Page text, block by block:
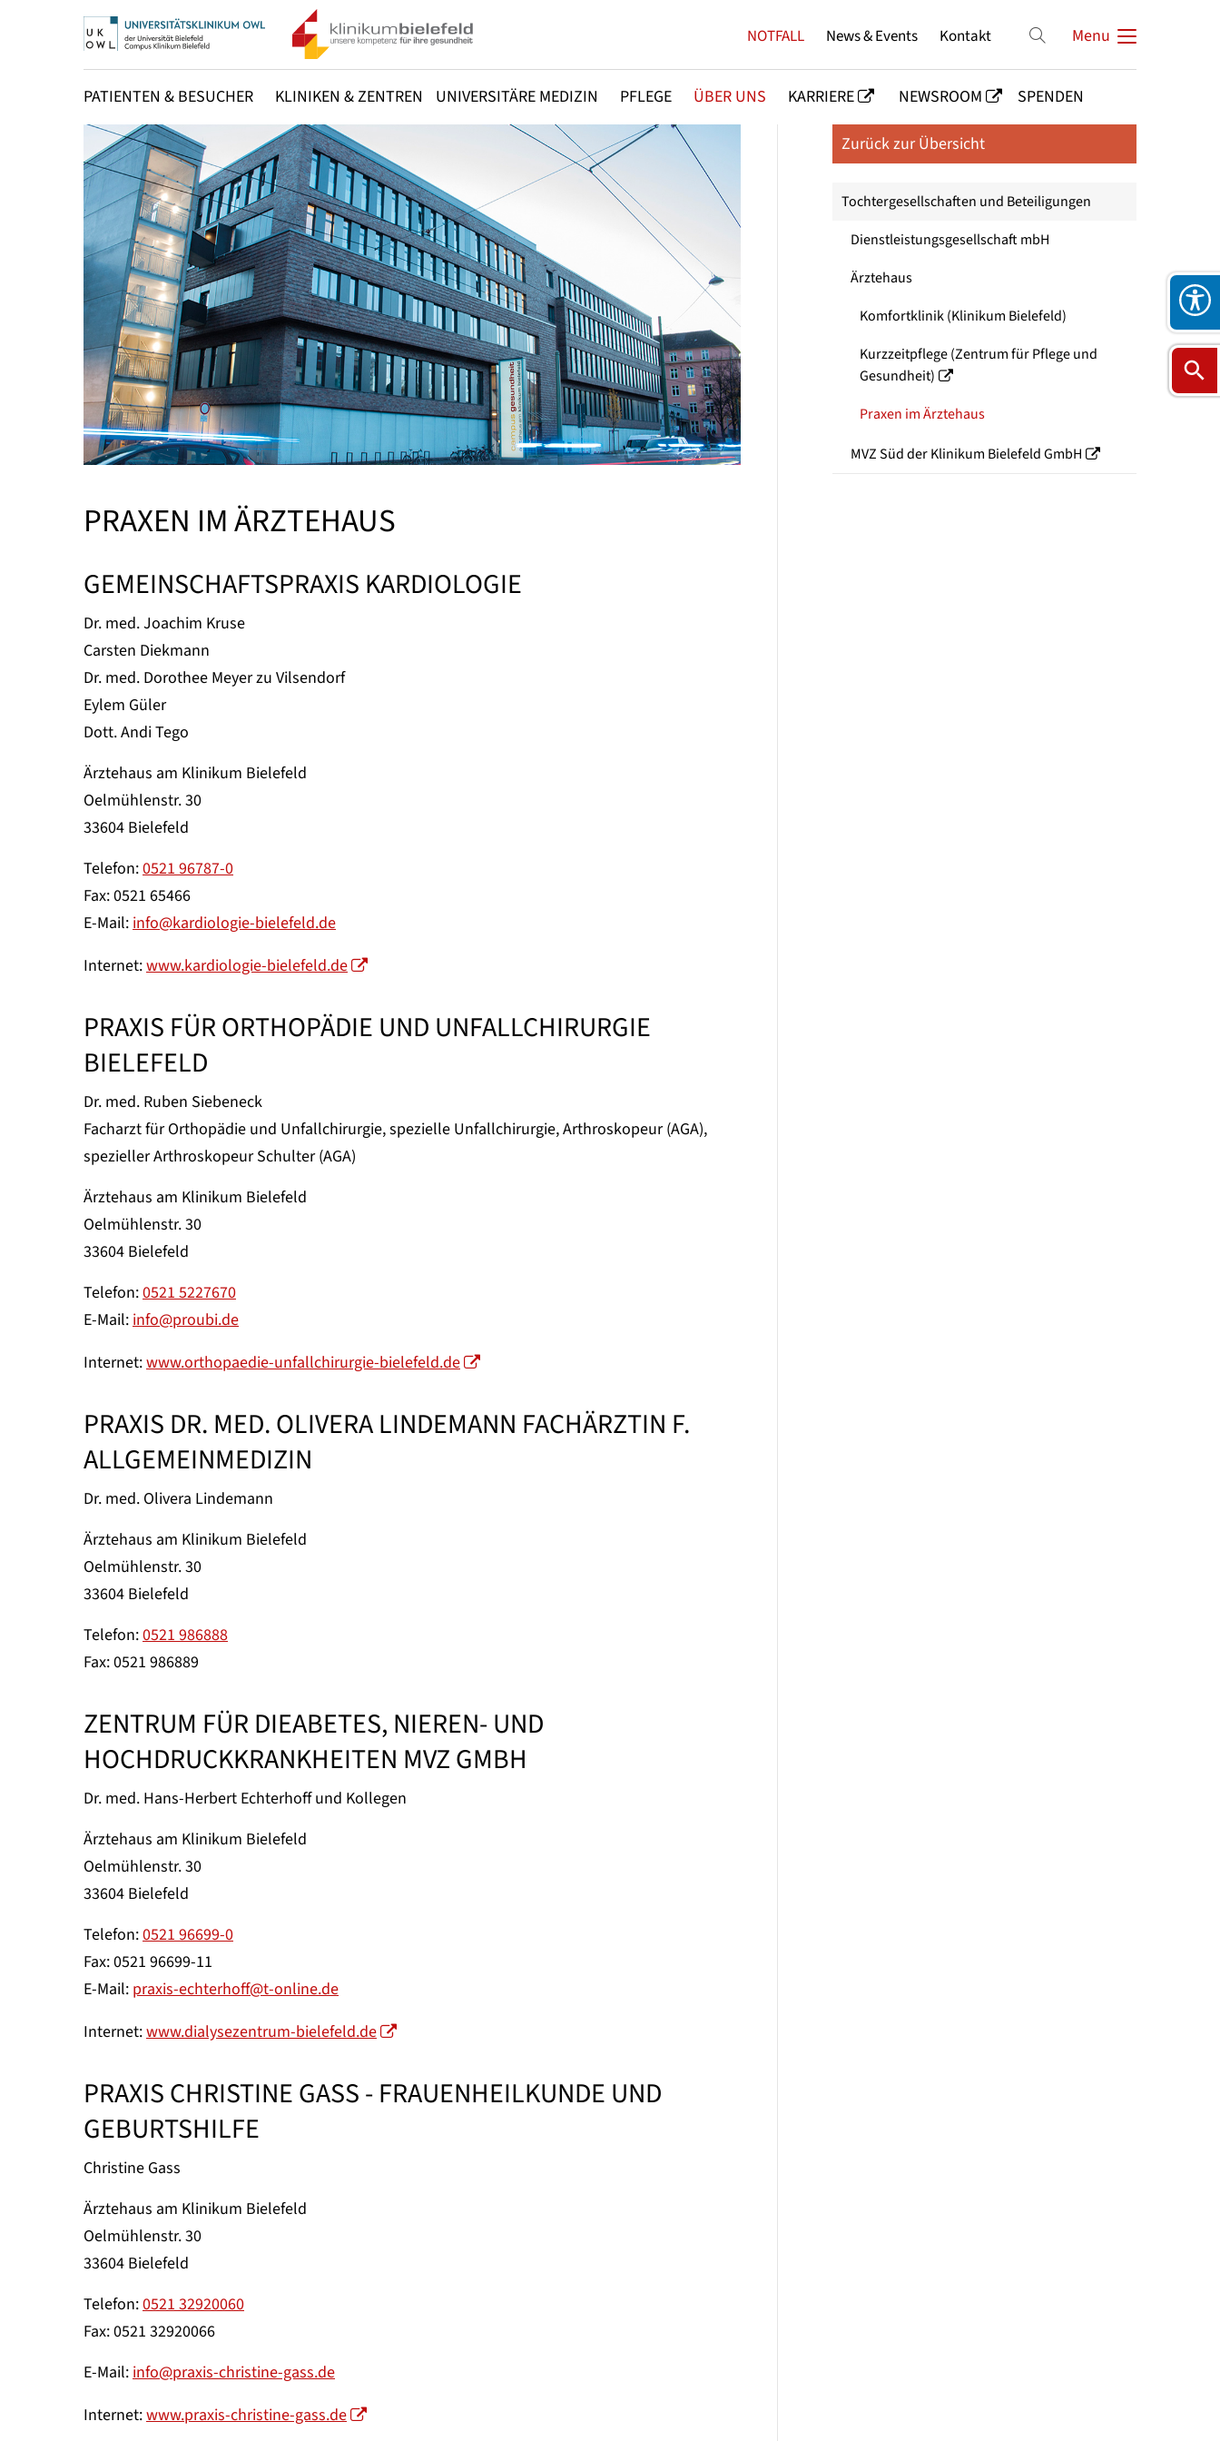
Menu
PATIENTEN & BESUCHER KLINIKEN & ZENTREN UNIVERSITÄRE MEDIZIN PFLEGE ÜBER UNS KARRIERE NEWSROOM SPENDEN
NOTFALL News & Events Kontakt
PRAXEN IM ÄRZTEHAUS
GEMEINSCHAFTSPRAXIS KARDIOLOGIE
Dr. med. Joachim Kruse
Carsten Diekmann
Dr. med. Dorothee Meyer zu Vilsendorf
Eylem Güler
Dott. Andi Tego
Ärztehaus am Klinikum Bielefeld
Oelmühlenstr. 30
33604 Bielefeld
Telefon:0521 96787-0
Fax: 0521 65466
E-Mail: info@kardiologie-bielefeld.de
Internet:www.kardiologie-bielefeld.de
PRAXIS FÜR ORTHOPÄDIE UND UNFALLCHIRURGIE
BIELEFELD
Dr. med. Ruben Siebeneck
Facharzt für Orthopädie und Unfallchirurgie, spezielle Unfallchirurgie, Arthroskopeur (AGA),
spezieller Arthroskopeur Schulter (AGA)
Ärztehaus am Klinikum Bielefeld
Oelmühlenstr. 30
33604 Bielefeld
Telefon:0521 5227670
E-Mail: info@proubi.de
Internet:www.orthopaedie-unfallchirurgie-bielefeld.de
PRAXIS DR. MED. OLIVERA LINDEMANN FACHÄRZTIN F.
ALLGEMEINMEDIZIN
Dr. med. Olivera Lindemann
Ärztehaus am Klinikum Bielefeld
Oelmühlenstr. 30
33604 Bielefeld
Telefon:0521 986888
Fax: 0521 986889
ZENTRUM FÜR DIEABETES, NIEREN- UND
HOCHDRUCKKRANKHEITEN MVZ GMBH
Dr. med. Hans-Herbert Echterhoff und Kollegen
Ärztehaus am Klinikum Bielefeld
Oelmühlenstr. 30
33604 Bielefeld
Telefon:0521 96699-0
Fax: 0521 96699-11
E-Mail: praxis-echterhoff@t-online.de
Internet:www.dialysezentrum-bielefeld.de
PRAXIS CHRISTINE GASS - FRAUENHEILKUNDE UND
GEBURTSHILFE
Christine Gass
Ärztehaus am Klinikum Bielefeld
Oelmühlenstr. 30
33604 Bielefeld
Telefon:0521 32920060
Fax: 0521 32920066
E-Mail: info@praxis-christine-gass.de
Internet:www.praxis-christine-gass.de
Zurück zur Übersicht
Tochtergesellschaften und Beteiligungen
Dienstleistungsgesellschaft mbH
Ärztehaus
Komfortklinik (Klinikum Bielefeld)
Kurzzeitpflege (Zentrum für Pflege und
Gesundheit)
Praxen im Ärztehaus
MVZ Süd der Klinikum Bielefeld GmbH